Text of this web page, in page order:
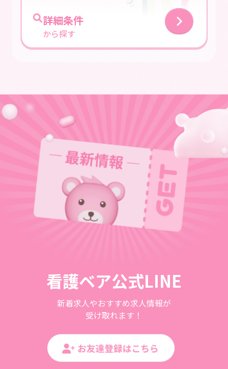
詳細条件
から探す
看護ベア公式LINE
新着求人やおすすめ求人情報が
受け取れます！